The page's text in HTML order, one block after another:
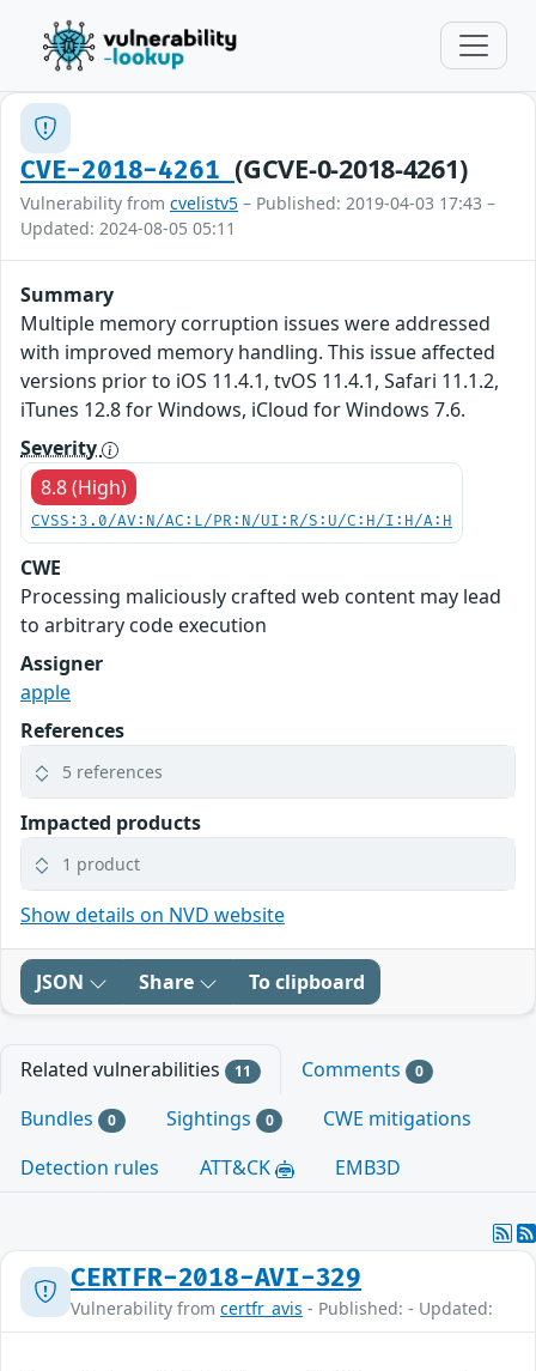
CVE-2018-4261(GCVE-0-2018-4261)
Vulnerability from cvelistv5 – Published: 2019-04-03 17:43 –
Updated: 2024-08-05 05:11
Summary
Multiple memory corruption issues were addressed
with improved memory handling. This issue affected
versions prior to iOS 11.4.1, tvOS 11.4.1, Safari 11.1.2,
iTunes 12.8 for Windows, iCloud for Windows 7.6.
Severity
8.8 (High)
CVSS:3.0/AV:N/AC:L/PR:N/UI:R/S:U/C:H/I:H/A:H
CWE
Processing maliciously crafted web content may lead
to arbitrary code execution
Assigner
apple
References
5 references
Impacted products
1 product
Show details on NVD website
JSON Share To clipboard
Related vulnerabilities 11 Comments 0
Bundles 0 Sightings 0
CWE mitigations
Detection rules
ATT&CK EMB3D
CERTFR-2018-AVI-329
Vulnerability from certfr_avis - Published: - Updated: